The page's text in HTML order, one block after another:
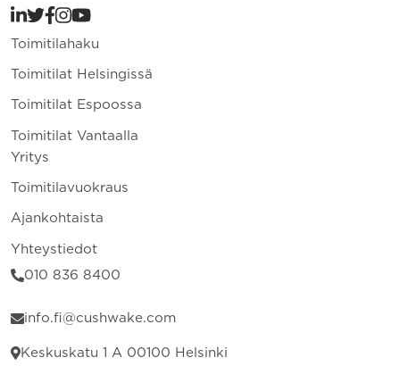
Toimitilahaku
Toimitilat Helsingissä
Toimitilat Espoossa
Toimitilat Vantaalla
Yritys
Toimitilavuokraus
Ajankohtaista
Yhteystiedot
010 836 8400
info.fi@cushwake.com
Keskuskatu 1 A 00100 Helsinki